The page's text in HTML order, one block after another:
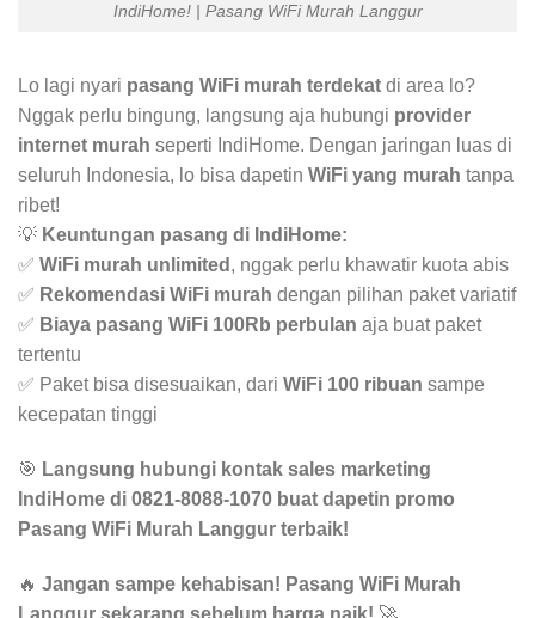
IndiHome! | Pasang WiFi Murah Langgur
Lo lagi nyari pasang WiFi murah terdekat di area lo?
Nggak perlu bingung, langsung aja hubungi provider
internet murah seperti IndiHome. Dengan jaringan luas di
seluruh Indonesia, lo bisa dapetin WiFi yang murah tanpa
ribet!
💡 Keuntungan pasang di IndiHome:
✅ WiFi murah unlimited , nggak perlu khawatir kuota abis
✅ Rekomendasi WiFi murah dengan pilihan paket variatif
✅ Biaya pasang WiFi 100Rb perbulan aja buat paket
tertentu
✅ Paket bisa disesuaikan, dari WiFi 100 ribuan sampe
kecepatan tinggi
🎯 Langsung hubungi kontak sales marketing
IndiHome di 0821-8088-1070 buat dapetin promo
Pasang WiFi Murah Langgur terbaik!
🔥 Jangan sampe kehabisan! Pasang WiFi Murah
Langgur sekarang sebelum harga naik! 🚀